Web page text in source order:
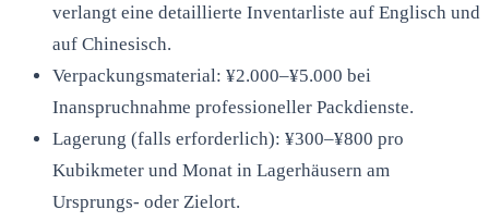
verlangt eine detaillierte Inventarliste auf Englisch und
auf Chinesisch.
Verpackungsmaterial: ¥2.000–¥5.000 bei
Inanspruchnahme professioneller Packdienste.
Lagerung (falls erforderlich): ¥300–¥800 pro
Kubikmeter und Monat in Lagerhäusern am
Ursprungs- oder Zielort.